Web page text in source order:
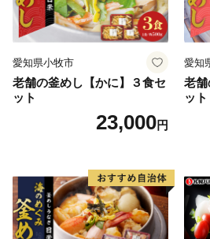
「我々が誇る日本酒のハーモニ
そして是非愛媛県にご来訪くださ
四季折々のお酒の魅力を全国の皆
思います。
酒造が紹介されました！
愛知県小牧市
老舗の釜めし【かに】３食セ
ット
23,000円
愛知
老舗
ット